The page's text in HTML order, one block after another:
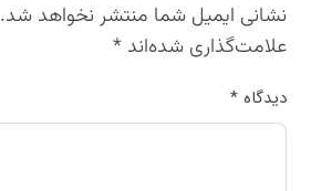
نشانی ایمیل شما منتشر نخواهد شد.
علامت‌گذاری شده‌اند*
دیدگاه*